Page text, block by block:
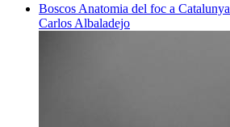
Boscos Anatomia del foc a Catalunya
Carlos Albaladejo